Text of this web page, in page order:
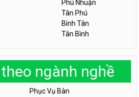
Phú Nhuận
Tân Phú
Bình Tân
Tân Bình
ngành nghề
Phục Vụ Bàn